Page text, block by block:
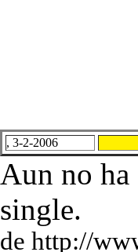
, 3-2-2006
Aun no ha
single.
de http://